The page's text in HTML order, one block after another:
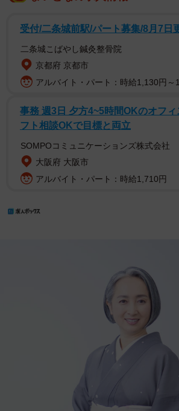
受付/二条城前駅/パート募集/8月7日
二条城こばやし鍼灸整骨院
京都府 京都市
アルバイト・パート：時給1,130円～
事務 週3日 夕方4~5時間OKのオフ
フト相談OKで目標と両立
SOMPOコミュニケーションズ株式会社
大阪府 大阪市
アルバイト・パート：時給1,710円